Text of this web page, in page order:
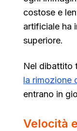
costose e
artificiale ha
superiore.
Nel dibattito
la rimozione
entrano in
Velocità